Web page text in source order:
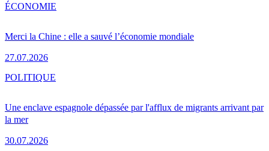
Merci la Chine : elle a sauvé l’économie mondiale
27.07.2026
ÉCONOMIE
Une enclave espagnole dépassée par l'afflux de migrants arrivant par
la mer
30.07.2026
POLITIQUE